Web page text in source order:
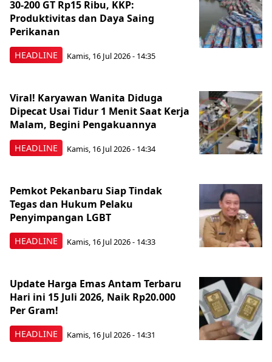
HEADLINE
30-200 GT Rp15 Ribu, KKP:
Produktivitas dan Daya Saing
Perikanan
Kamis, 16 Jul 2026 - 14:35
HEADLINE
Viral! Karyawan Wanita Diduga
Dipecat Usai Tidur 1 Menit Saat Kerja
Malam, Begini Pengakuannya
Kamis, 16 Jul 2026 - 14:34
HEADLINE
Pemkot Pekanbaru Siap Tindak
Tegas dan Hukum Pelaku
Penyimpangan LGBT
Kamis, 16 Jul 2026 - 14:33
HEADLINE
Update Harga Emas Antam Terbaru
Hari ini 15 Juli 2026, Naik Rp20.000
Per Gram!
Kamis, 16 Jul 2026 - 14:31